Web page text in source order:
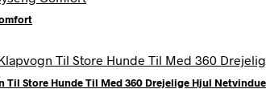
Store Hunde Til Med 360 Drejelige Hjul